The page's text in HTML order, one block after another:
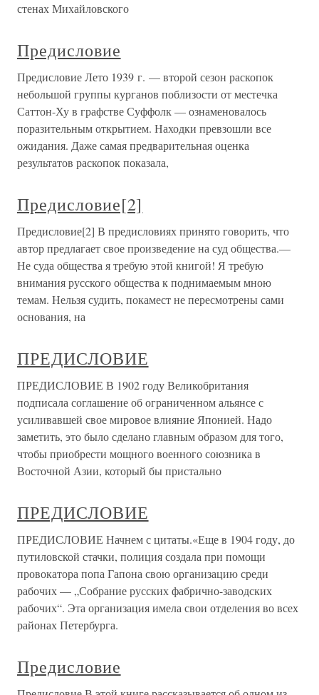
стенах Михайловского
Предисловие
Предисловие Лето 1939 г. — второй сезон раскопок
небольшой группы курганов поблизости от местечка
Саттон-Ху в графстве Суффолк — ознаменовалось
поразительным открытием. Находки превзошли все
ожидания. Даже самая предварительная оценка
результатов раскопок показала,
Предисловие[2]
Предисловие[2] В предисловиях принято говорить, что
автор предлагает свое произведение на суд общества.—
Не суда общества я требую этой книгой! Я требую
внимания русского общества к поднимаемым мною
темам. Нельзя судить, покамест не пересмотрены сами
основания, на
ПРЕДИСЛОВИЕ
ПРЕДИСЛОВИЕ В 1902 году Великобритания
подписала соглашение об ограниченном альянсе с
усиливавшей свое мировое влияние Японией. Надо
заметить, это было сделано главным образом для того,
чтобы приобрести мощного военного союзника в
Восточной Азии, который бы пристально
ПРЕДИСЛОВИЕ
ПРЕДИСЛОВИЕ Начнем с цитаты.«Еще в 1904 году, до
путиловской стачки, полиция создала при помощи
провокатора попа Гапона свою организацию среди
рабочих — „Собрание русских фабрично-заводских
рабочих“. Эта организация имела свои отделения во всех
районах Петербурга.
Предисловие